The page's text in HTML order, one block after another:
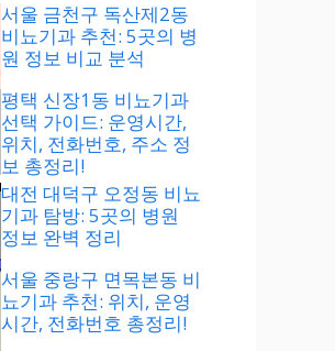
서울 금천구 독산제2동
비뇨기과 추천: 5곳의 병
원 정보 비교 분석
평택 신장1동 비뇨기과
선택 가이드: 운영시간,
위치, 전화번호, 주소 정
보 총정리!
대전 대덕구 오정동 비뇨
기과 탐방: 5곳의 병원
정보 완벽 정리
서울 중랑구 면목본동 비
뇨기과 추천: 위치, 운영
시간, 전화번호 총정리!